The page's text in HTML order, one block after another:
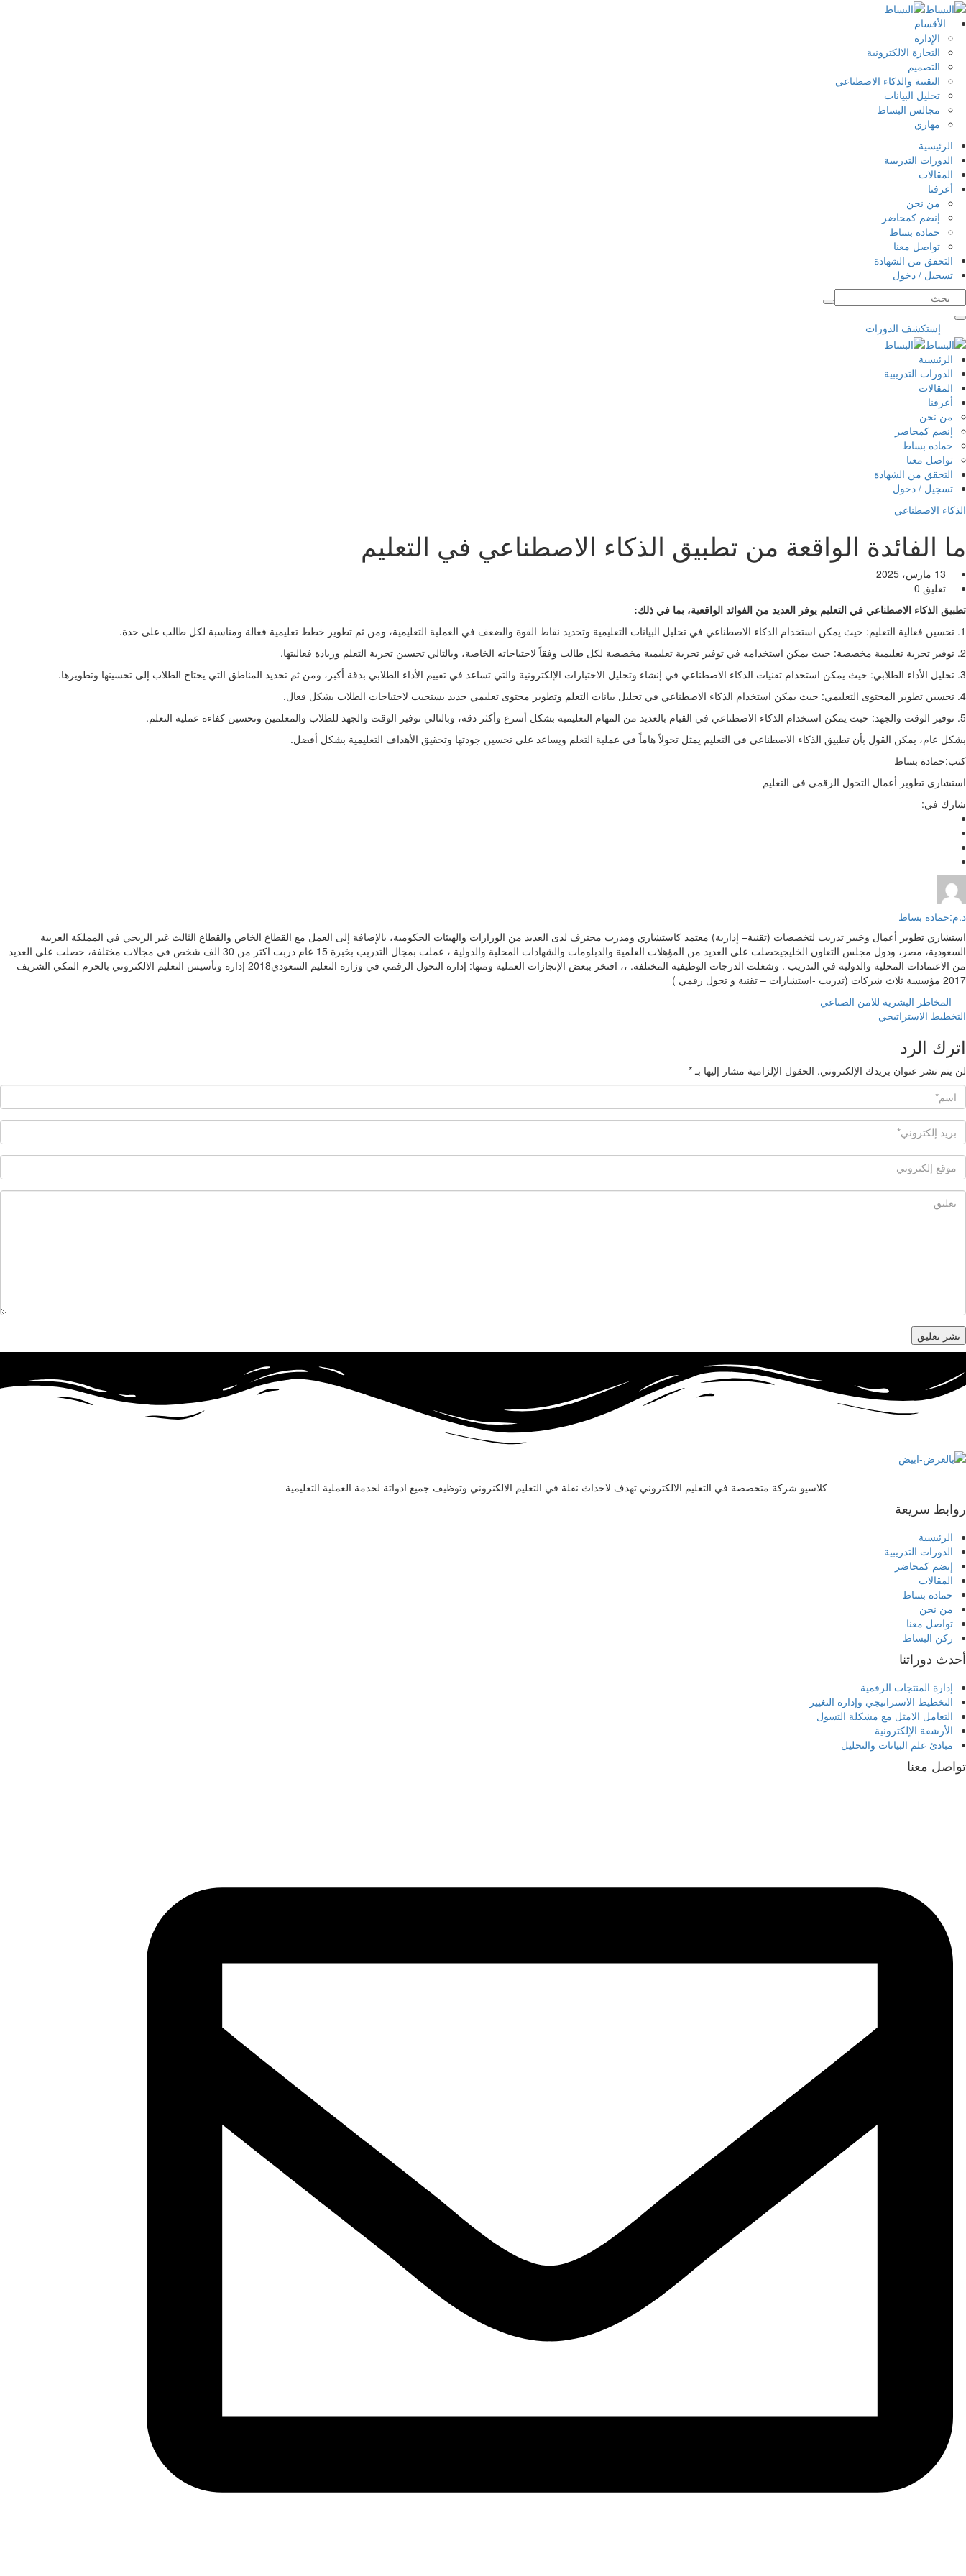
تخطي
إلى
المحتوى
الأقسام
الإدارة
التجارة الالكترونية
التصميم
التقنية والذكاء الاصطناعي
تحليل البيانات
مجالس البساط
مهاري
الرئيسية
الدورات التدريبية
المقالات
أعرفنا
من نحن
إنضم كمحاضر
حماده بساط
تواصل معنا
التحقق من الشهادة
تسجيل / دخول
إستكشف الدورات
الرئيسية
الدورات التدريبية
المقالات
أعرفنا
من نحن
إنضم كمحاضر
حماده بساط
تواصل معنا
التحقق من الشهادة
تسجيل / دخول
الذكاء الاصطناعي
ما الفائدة الواقعة من تطبيق الذكاء الاصطناعي في التعليم
13 مارس، 2025
تعليق 0
تطبيق الذكاء الاصطناعي في التعليم يوفر العديد من الفوائد الواقعية، بما في ذلك:
1. تحسين فعالية التعليم: حيث يمكن استخدام الذكاء الاصطناعي في تحليل البيانات التعليمية وتحديد نقاط القوة والضعف في العملية التعليمية، ومن ثم تطوير خطط تعليمية فعالة ومناسبة لكل طالب على حدة.
2. توفير تجربة تعليمية مخصصة: حيث يمكن استخدامه في توفير تجربة تعليمية مخصصة لكل طالب وفقاً لاحتياجاته الخاصة، وبالتالي تحسين تجربة التعلم وزيادة فعاليتها.
3. تحليل الأداء الطلابي: حيث يمكن استخدام تقنيات الذكاء الاصطناعي في إنشاء وتحليل الاختبارات الإلكترونية والتي تساعد في تقييم الأداء الطلابي بدقة أكبر، ومن ثم تحديد المناطق التي يحتاج الطلاب إلى تحسينها وتطويرها.
4. تحسين تطوير المحتوى التعليمي: حيث يمكن استخدام الذكاء الاصطناعي في تحليل بيانات التعلم وتطوير محتوى تعليمي جديد يستجيب لاحتياجات الطلاب بشكل فعال.
5. توفير الوقت والجهد: حيث يمكن استخدام الذكاء الاصطناعي في القيام بالعديد من المهام التعليمية بشكل أسرع وأكثر دقة، وبالتالي توفير الوقت والجهد للطلاب والمعلمين وتحسين كفاءة عملية التعلم.
بشكل عام، يمكن القول بأن تطبيق الذكاء الاصطناعي في التعليم يمثل تحولاً هاماً في عملية التعلم ويساعد على تحسين جودتها وتحقيق الأهداف التعليمية بشكل أفضل.
كتب:حمادة بساط
استشاري تطوير أعمال التحول الرقمي في التعليم
شارك في:
د.م:حمادة بساط
استشاري تطوير أعمال وخبير تدريب لتخصصات (تقنية– إدارية) معتمد كاستشاري ومدرب محترف لدى العديد من الوزارات والهيئات الحكومية، بالإضافة إلى العمل مع القطاع الخاص والقطاع الثالث غير الربحي في المملكة العربية
السعودية، مصر، ودول مجلس التعاون الخليجيحصلت على العديد من المؤهلات العلمية والدبلومات والشهادات المحلية والدولية ، عملت بمجال التدريب بخبرة 15 عام دربت اكثر من 30 الف شخص في مجالات مختلفة، حصلت على العديد
من الاعتمادات المحلية والدولية في التدريب . وشغلت الدرجات الوظيفية المختلفة. ،، افتخر ببعض الإنجازات العملية ومنها: إدارة التحول الرقمي في وزارة التعليم السعودي2018 إدارة وتأسيس التعليم الالكتروني بالحرم المكي الشريف
2017 مؤسسة ثلاث شركات (تدريب -استشارات – تقنية و تحول رقمي )
المخاطر البشرية للامن الصناعي
التخطيط الاستراتيجي
اترك الرد
لن يتم نشر عنوان بريدك الإلكتروني. الحقول الإلزامية مشار إليها بـ *
كلاسيو شركة متخصصة في التعليم الالكتروني تهدف لاحداث نقلة في التعليم الالكنروني وتوظيف جميع ادواتة لخدمة العملية التعليمية
روابط سريعة
الرئيسية
الدورات التدريبية
إنضم كمحاضر
المقالات
حماده بساط
من نحن
تواصل معنا
ركن البساط
أحدث دوراتنا
إدارة المنتجات الرقمية
التخطيط الاستراتيجي وإدارة التغيير
التعامل الامثل مع مشكلة التسول
الأرشفة الإلكترونية
مبادئ علم البيانات والتحليل
تواصل معنا